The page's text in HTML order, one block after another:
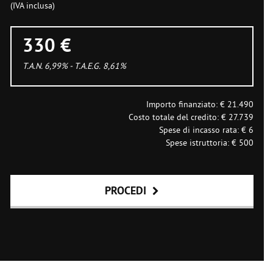
(IVA inclusa)
330 €
T.A.N. 6,99% - T.A.E.G. 8,61%
Importo finanziato: € 21.490
Costo totale del credito: € 27.739
Spese di incasso rata: € 6
Spese istruttoria: € 500
PROCEDI